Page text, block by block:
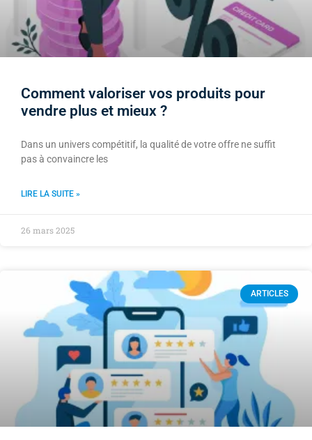
Comment valoriser vos produits pour
vendre plus et mieux ?
Dans un univers compétitif, la qualité de votre offre ne suffit
pas à convaincre les
LIRE LA SUITE »
26 mars 2025
ARTICLES